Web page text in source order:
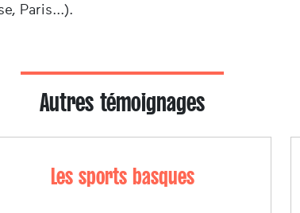
Paris...).
Autres témoignages
Les sports basques